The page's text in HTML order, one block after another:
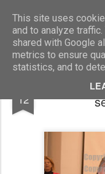
This site uses
and to analyze
shared with Google
metrics to ensure
statistics, and to
12